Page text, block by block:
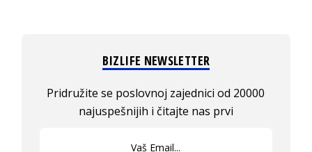
BIZLIFE NEWSLETTER
Pridružite se poslovnoj zajednici od 20000
najuspešnijih i čitajte nas prvi